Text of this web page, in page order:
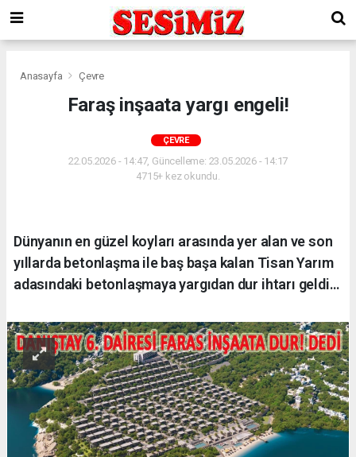
Anasayfa Çevre
Faraş inşaata yargı engeli!
ÇEVRE
22.05.2026 - 14:47, Güncelleme: 23.05.2026 - 14:17
4715+ kez okundu.
Dünyanın en güzel koyları arasında yer alan ve son
yıllarda betonlaşma ile baş başa kalan Tisan Yarım
adasındaki betonlaşmaya yargıdan dur ihtarı geldi…